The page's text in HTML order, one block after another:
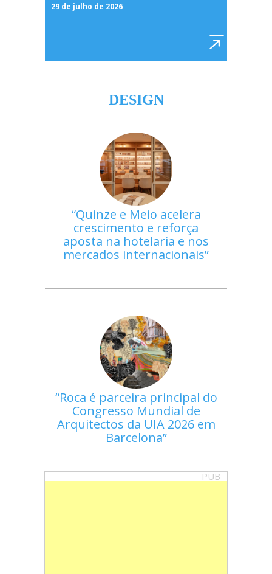
29 de julho de 2026
DESIGN
Quinze e Meio acelera
crescimento e reforça
aposta na hotelaria e nos
mercados internacionais
Roca é parceira principal do
Congresso Mundial de
Arquitectos da UIA 2026 em
Barcelona
PUB